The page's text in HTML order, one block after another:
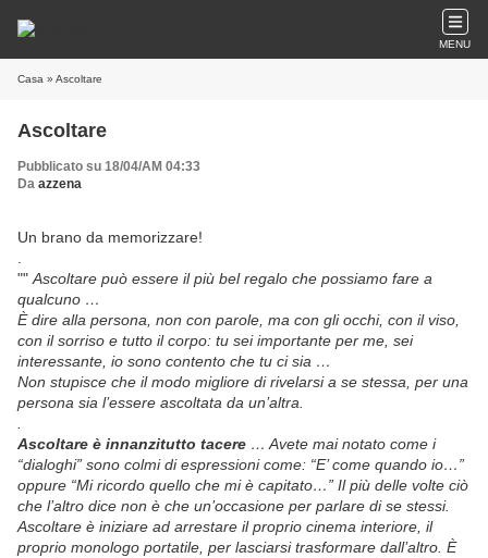
MENU
Casa » Ascoltare
Ascoltare
Pubblicato su 18/04/AM 04:33
Da azzena
Un brano da memorizzare!
"" Ascoltare può essere il più bel regalo che possiamo fare a
qualcuno …
È dire alla persona, non con parole, ma con gli occhi, con il viso,
con il sorriso e tutto il corpo: tu sei importante per me, sei
interessante, io sono contento che tu ci sia …
Non stupisce che il modo migliore di rivelarsi a se stessa, per una
persona sia l’essere ascoltata da un’altra.
Ascoltare è innanzitutto tacere … Avete mai notato come i
“dialoghi” sono colmi di espressioni come: “E’ come quando io…”
oppure “Mi ricordo quello che mi è capitato…” Il più delle volte ciò
che l’altro dice non è che un’occasione per parlare di se stessi.
Ascoltare è iniziare ad arrestare il proprio cinema interiore, il
proprio monologo portatile, per lasciarsi trasformare dall’altro. È